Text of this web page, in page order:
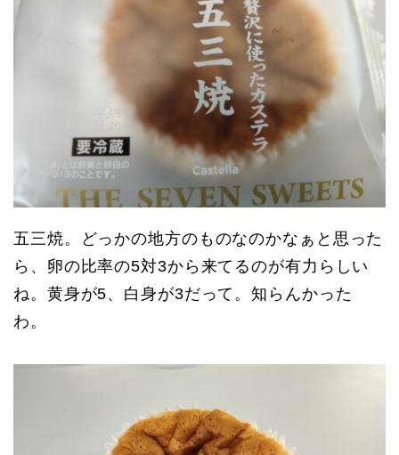
五三焼。どっかの地方のものなのかなぁと思った
ら、卵の比率の5対3から来てるのが有力らしい
ね。黄身が5、白身が3だって。知らんかった
わ。